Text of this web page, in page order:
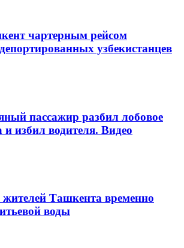
чартерным рейсом
узбекистанцев
пассажир разбил лобовое
и избил водителя. Видео
жителей Ташкента временно
воды